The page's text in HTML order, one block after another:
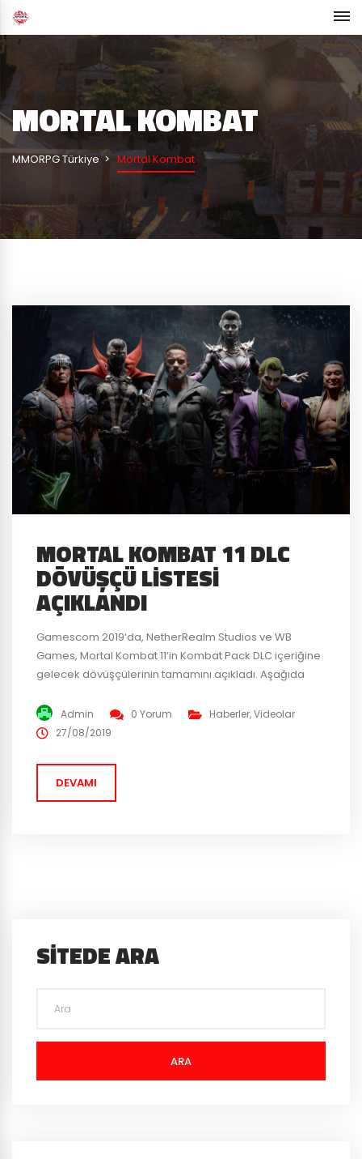
MORTAL KOMBAT
MMORPG Türkiye Mortal Kombat
MORTAL KOMBAT 11 DLC
DÖVÜŞÇÜ LISTESI
AÇIKLANDI
Gamescom 2019‘da, NetherRealm Studios ve WB
Games, Mortal Kombat 11‘in Kombat Pack DLC içeriğine
gelecek dövüşçülerinin tamamını açıkladı. Aşağıda
MK’den derin geçmişe sahip dövüşçü Sindel, Image
Comic’in Spawn‘ı, Terminator ve Batman’in baş
karakterlerin geleceği daha önceden ima edilmişti
ama oyun içerisinde nasıl olacaklarını, bu video...
Admin 0 Yorum Haberler,Videolar
27/08/2019
DEVAMI
SITEDE ARA
ARA